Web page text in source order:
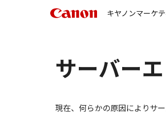
キヤノンマーケ
サーバー
現在、何らかの原因によりサ